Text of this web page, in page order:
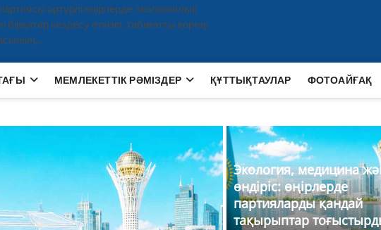
әртүрлі өңірлерде экологиялық
кездесу өткізіп, табиғатты қорғау
МЕМЛЕКЕТТІК РӘМІЗДЕР ҚҰТТЫҚТАУЛАР ФОТОАЙҒАҚ
Экология, медицина
өндіріс: өңірлерде
партияларды қандай
тақырыптар